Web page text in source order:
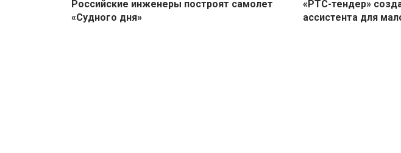
Российские инженеры построят самолет
«Судного дня»
«РТС-тендер»
ассистента для